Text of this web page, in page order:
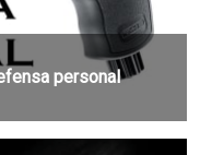
personal